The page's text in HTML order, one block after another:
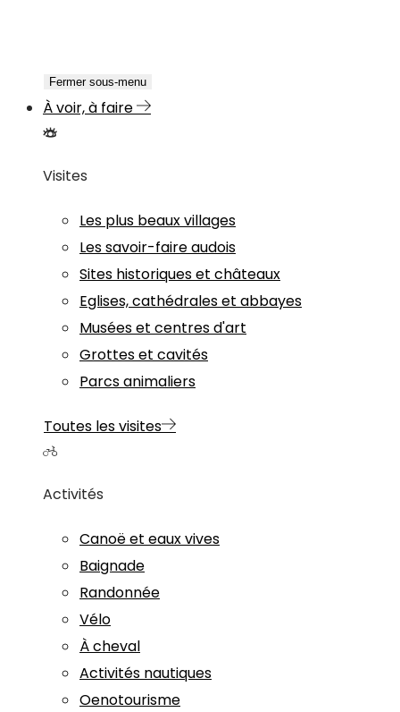
Fermer sous-menu
À voir, à faire
Visites
Les plus beaux villages
Les savoir-faire audois
Sites historiques et châteaux
Eglises, cathédrales et abbayes
Musées et centres d'art
Grottes et cavités
Parcs animaliers
Toutes les visites
Activités
Canoë et eaux vives
Baignade
Randonnée
Vélo
À cheval
Activités nautiques
Oenotourisme